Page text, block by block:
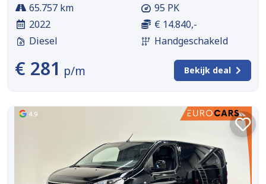
65.757 km
2022
Diesel
95 PK
€ 14.840,-
Handgeschakeld
€ 281 p/m Bekijk deal